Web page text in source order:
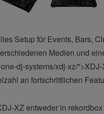
Setup für Events, Bars,
Medien und
dj-systems/xdj-xz/
an fortschrittlichen
XZ entweder in